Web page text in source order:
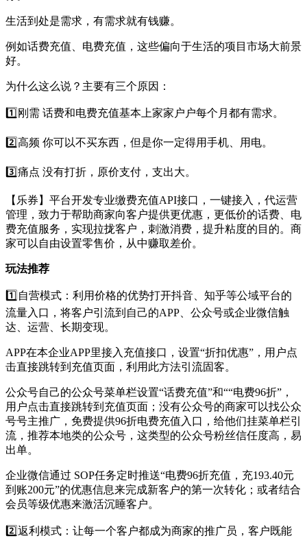
生活到处是需求，有需求就有钱赚。
例如话费充值、电费充值，这些偏向于生活的项目市场大前景
好。
为什么这么说？主要有三个原因：
1️⃣刚需 话费和电费充值基本上家家户户每个月都有需求。
2️⃣高频 你可以不买东西，但是你一定得用手机、用电。
3️⃣痛点 没有打折，原价支付，支出大。
【乐券】平台开发专业缴费充值API接口，一键接入，代运营
管理，致力于帮助商家向客户提供更优惠，更低价的话费、电
费充值服务，实现拉拢客户，刺激消费，提升粘度的目的。商
家可以自由设置零售价，从中赚取差价。
玩法推荐
1️⃣自营模式：利用价格的优势打开抖音、知乎等公域平台的
流量入口，将客户引流到自己的APP、公众号或企业微信触
达、运营、长期变现。
APP在本企业APP里接入充值接口，设置“折扣优惠”，用户点
击直接跳转到充值页面，利用此方法引流固客。
公众号自己的公众号菜单栏设置“话费充值”和““电费96折”，
用户点击直接跳转到充值页面；没有公众号的商家可以找公众
号号主推广，免费提供96折电费充值入口，给他们挂菜单栏引
流，推荐本地类的公众号，这类型的公众号粉丝信任度高，易
出单。
企业微信通过 SOP任务定时推送“电费96折充值，充193.40元
到账200元”的优惠信息来完成新客户的第一次转化；或者结合
会员等级优惠来激活沉睡客户。
2️⃣返利模式：让每一个客户都成为商家的推广员，客户既能